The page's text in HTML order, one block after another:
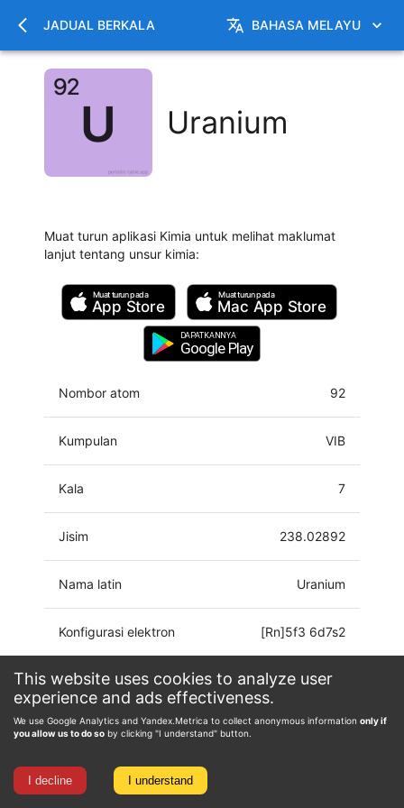
This website uses cookies to analyze user
experience and ads effectiveness.
We use Google Analytics and Yandex.Metrica to collect anonymous information only if
you allow us to do so by clicking "I understand" button.
I decline I understand
JADUAL BERKALA BAHASA MELAYU
Uranium
Muat turun aplikasi Kimia untuk melihat maklumat
lanjut tentang unsur kimia:
Muat turun pada
App Store
Muat turun pada
Mac App Store
DAPATKANNYA
Google Play
Nombor atom 92
Kumpulan VIB
Kala 7
Jisim 238.02892
Nama latin Uranium
Konfigurasi elektron [Rn]5f3 6d7s2
Keadaan pengoksidaan 0, 1, 2, 3, 4, 5, 6